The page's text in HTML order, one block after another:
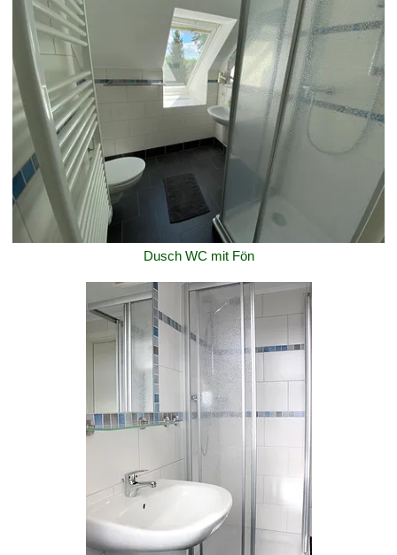
Dusch WC mit Fön